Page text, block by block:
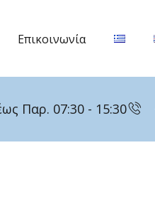
Επικοινωνία
Παρ. 07:30 - 15:30